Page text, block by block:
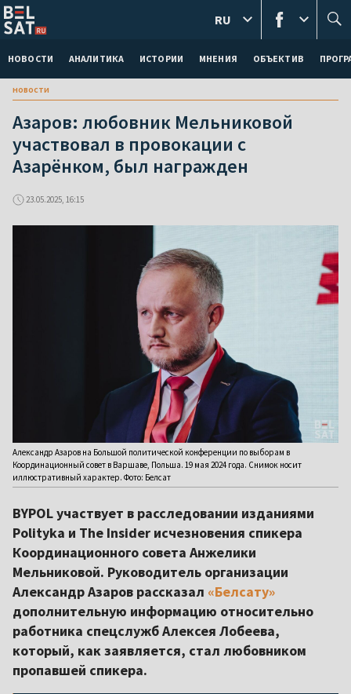
НОВОСТИ АНАЛИТИКА ИСТОРИИ МНЕНИЯ ОБЪЕКТИВ
RU
новости
Азаров: любовник Мельниковой
участвовал в провокации с
Азарёнком, был награжден
23.05.2025, 16:15
Александр Азаров на Большой политической конференции по выборам в
Координационный совет в Варшаве, Польша. 19 мая 2024 года. Снимок носит
иллюстративный характер. Фото: Белсат
BYPOL участвует в расследовании изданиями
Polityka и The Insider исчезновения спикера
Координационного совета Анжелики
Мельниковой. Руководитель организации
Александр Азаров рассказал «Белсату»
дополнительную информацию относительно
работника спецслужб Алексея Лобеева,
который, как заявляется, стал любовником
пропавшей спикера.